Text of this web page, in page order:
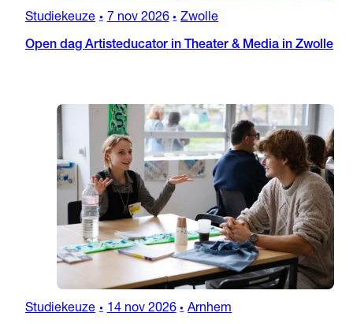
Studiekeuze • 7 nov 2026 • Zwolle
Open dag Artisteducator in Theater & Media in Zwolle
Studiekeuze • 14 nov 2026 • Arnhem